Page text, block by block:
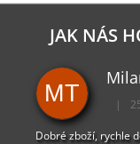
JAK NÁS
MT |
Dobré zboží, rychle